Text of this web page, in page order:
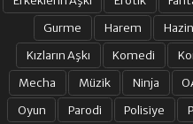
Gurme
Harem
Kızların Aşkı
Komedi
Mecha
Müzik Ninja
Oyun
Parodi Polisiye